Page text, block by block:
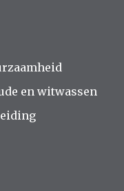
en witwassen